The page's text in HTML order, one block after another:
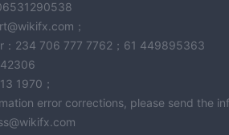
NASDAQ Composite, Dow Jones
특정 부문의 전반적인 성과를 예측할 수 있
제공하는 가장 기본적인 계정 유형입니다.
；
：234 706 777 7762；61 449895363
1970；
error corrections, please send the